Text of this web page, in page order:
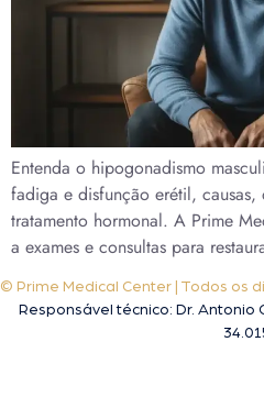
Entenda o hipogonadismo
fadiga e disfunção erétil,
tratamento hormonal. A Prime
a exames e consultas para
© Prime Medical Center | Todos os
Responsável técnico: Dr. Antonio